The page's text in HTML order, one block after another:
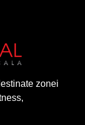
zonei